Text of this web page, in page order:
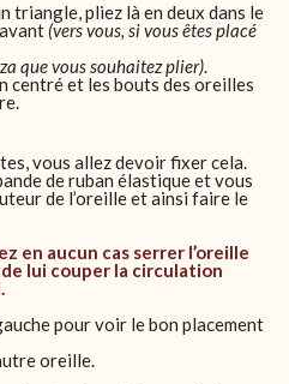
triangle, pliez là en deux dans le
(vers vous, si vous êtes placé
que vous souhaitez plier).
centré et les bouts des oreilles
vous allez devoir fixer cela.
de ruban élastique et vous
de l’oreille et ainsi faire le
en aucun cas serrer l’oreille
lui couper la circulation
pour voir le bon placement
oreille.